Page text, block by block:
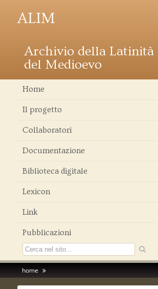
ALIM
Archivio della Latinità
del Medioevo
Home
Il progetto
Collaboratori
Documentazione
Biblioteca digitale
Lexicon
Link
Pubblicazioni
home